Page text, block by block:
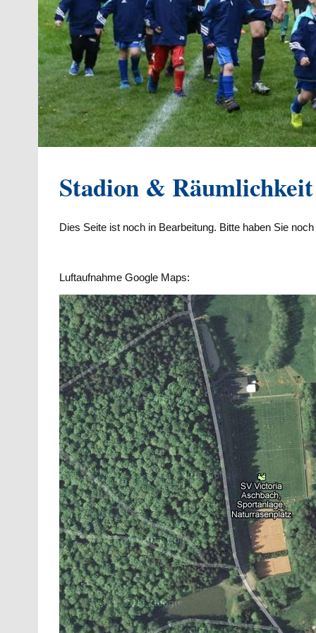
Stadion & Räumlichkeit
Dies Seite ist noch in Bearbeitung. Bitte haben Sie
Luftaufnahme Google Maps: